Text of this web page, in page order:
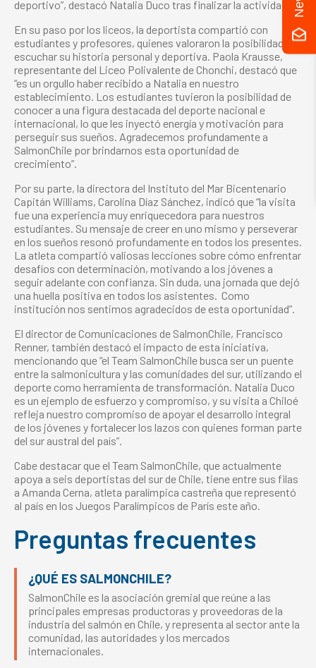
deportivo”, destacó Natalia Duco tras finalizar la actividad.
En su paso por los liceos, la deportista compartió con
estudiantes y profesores, quienes valoraron la posibilidad de
escuchar su historia personal y deportiva. Paola Krausse,
representante del Liceo Polivalente de Chonchi, destacó que
“es un orgullo haber recibido a Natalia en nuestro
establecimiento. Los estudiantes tuvieron la posibilidad de
conocer a una figura destacada del deporte nacional e
internacional, lo que les inyectó energía y motivación para
perseguir sus sueños. Agradecemos profundamente a
SalmonChile por brindarnos esta oportunidad de
crecimiento”.
Por su parte, la directora del Instituto del Mar Bicentenario
Capitán Williams, Carolina Díaz Sánchez, indicó que “la visita
fue una experiencia muy enriquecedora para nuestros
estudiantes. Su mensaje de creer en uno mismo y perseverar
en los sueños resonó profundamente en todos los presentes.
La atleta compartió valiosas lecciones sobre cómo enfrentar
desafíos con determinación, motivando a los jóvenes a
seguir adelante con confianza. Sin duda, una jornada que dejó
una huella positiva en todos los asistentes. Como
institución nos sentimos agradecidos de esta oportunidad”.
El director de Comunicaciones de SalmonChile, Francisco
Renner, también destacó el impacto de esta iniciativa,
mencionando que “el Team SalmonChile busca ser un puente
entre la salmonicultura y las comunidades del sur, utilizando el
deporte como herramienta de transformación. Natalia Duco
es un ejemplo de esfuerzo y compromiso, y su visita a Chiloé
refleja nuestro compromiso de apoyar el desarrollo integral
de los jóvenes y fortalecer los lazos con quienes forman parte
del sur austral del país”.
Cabe destacar que el Team SalmonChile, que actualmente
apoya a seis deportistas del sur de Chile, tiene entre sus filas
a Amanda Cerna, atleta paralímpica castreña que representó
al país en los Juegos Paralímpicos de París este año.
Preguntas frecuentes
¿QUÉ ES SALMONCHILE?
SalmonChile es la asociación gremial que reúne a las
principales empresas productoras y proveedoras de la
industria del salmón en Chile, y representa al sector ante la
comunidad, las autoridades y los mercados
internacionales.